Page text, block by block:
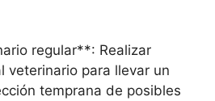
regular**: Realizar
veterinario para llevar un
temprana de posibles